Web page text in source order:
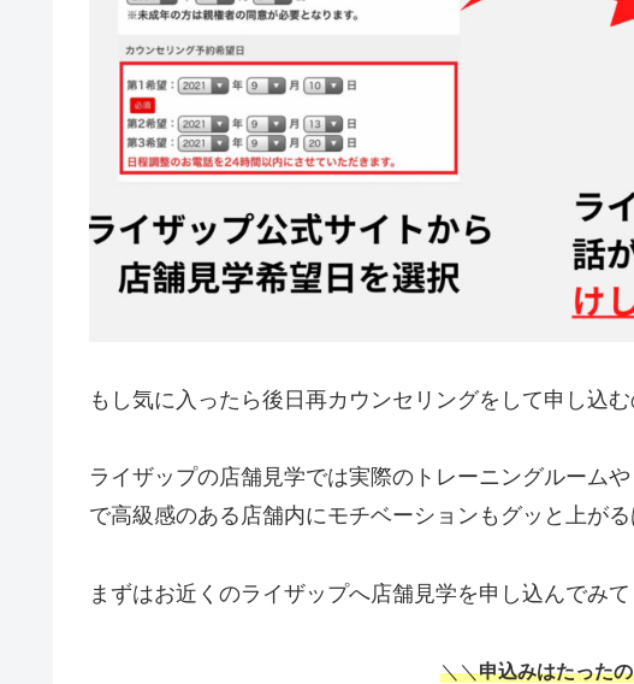
もし気に入ったら後日再カウンセリングをして申し込む
ライザップの店舗見学では実際のトレーニングルーム
で高級感のある店舗内にモチベーションもグッと上がる
まずはお近くのライザップへ店舗見学を申し込んでみて
＼＼申込みはたった